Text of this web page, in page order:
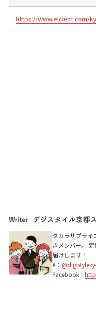
https://www.elcient.com/
Writer デジスタイル京都
タカラサプライ
きメンバー。
届けします！
X：
Facebook：